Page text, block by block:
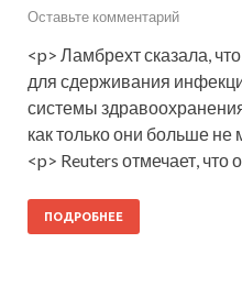
Оставьте комментарий
<p> Ламбрехт сказала,
для сдерживания
системы
как только они больше
<p> Reuters отмечает, что
ПОДРОБНЕЕ